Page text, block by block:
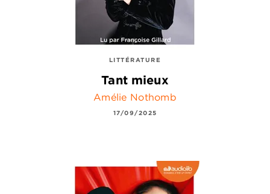
LITTÉRATURE
Tant mieux
Amélie Nothomb
17/09/2025